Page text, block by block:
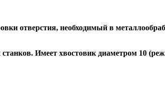
отверстия, необходимый в
Имеет хвостовик диаметром 10